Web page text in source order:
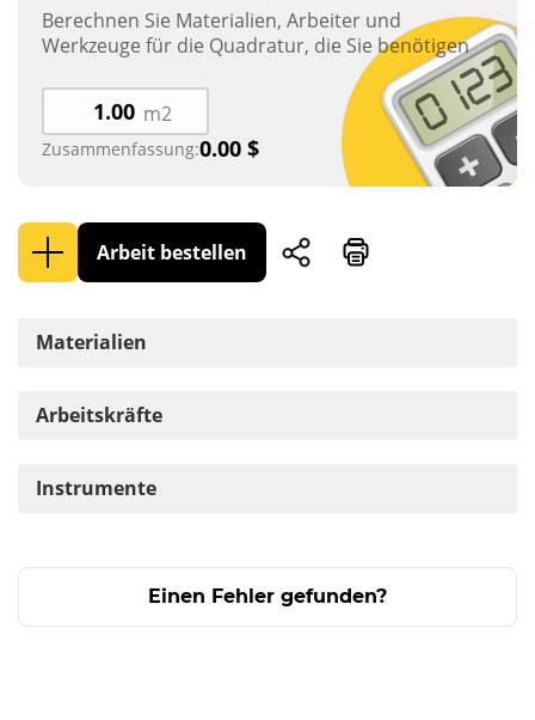
Materialien
Arbeitskräfte
Instrumente
Berechnen Sie Materialien, Arbeiter und
Werkzeuge für die Quadratur, die Sie benötigen
m2
Zusammenfassung:0.00 $
Arbeit bestellen
Einen Fehler gefunden?